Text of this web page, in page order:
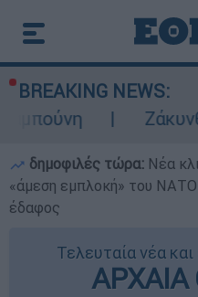
BREAKING NEWS:
Ζάκυνθος: Τι
δημοφιλές τώρα: Νέα
«άμεση εμπλοκή» του
έδαφος
Τελευταία νέα